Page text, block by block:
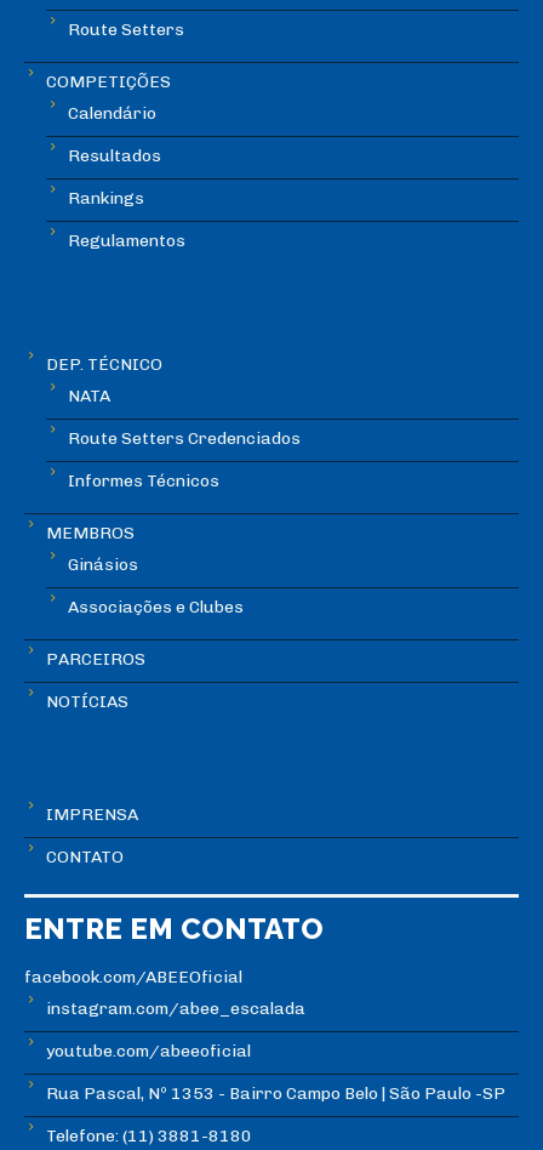
Route Setters
COMPETIÇÕES
Calendário
Resultados
Rankings
Regulamentos
DEP. TÉCNICO
NATA
Route Setters Credenciados
Informes Técnicos
MEMBROS
Ginásios
Associações e Clubes
PARCEIROS
NOTÍCIAS
IMPRENSA
CONTATO
ENTRE EM CONTATO
facebook.com/ABEEOficial
instagram.com/abee_escalada
youtube.com/abeeoficial
Rua Pascal, Nº 1353 - Bairro Campo Belo | São Paulo -SP
Telefone: (11) 3881-8180